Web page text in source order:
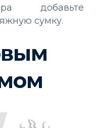
добавьте
сумку.